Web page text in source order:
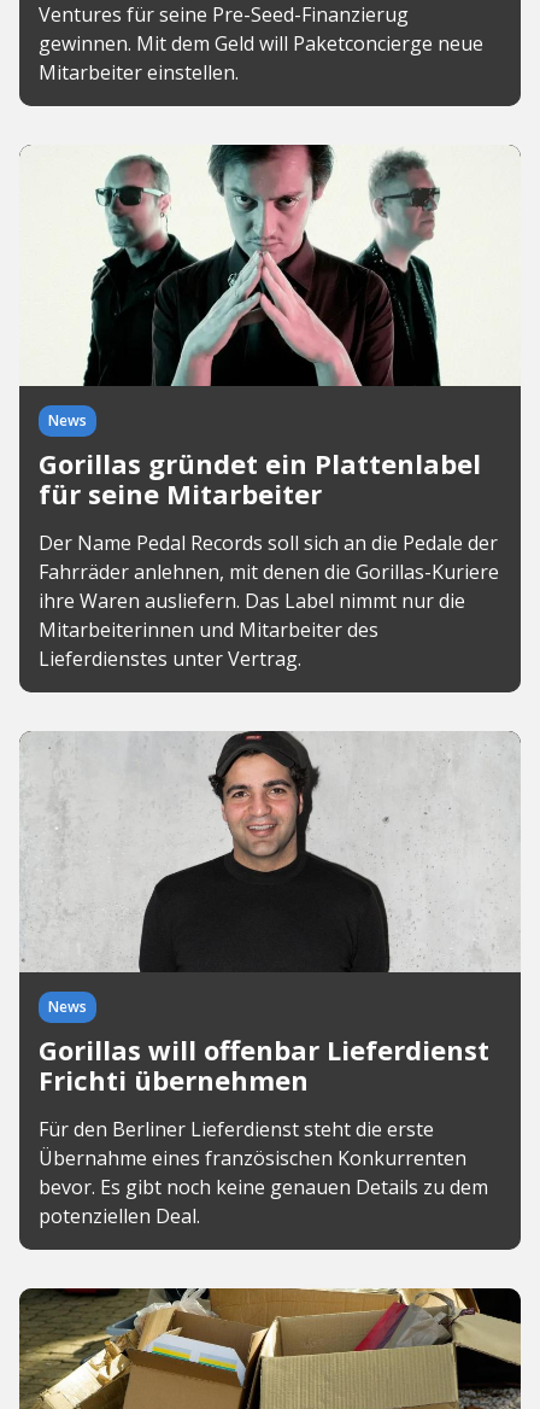
Ventures für seine Pre-Seed-Finanzierug
gewinnen. Mit dem Geld will Paketconcierge neue
Mitarbeiter einstellen.
News
Gorillas gründet ein Plattenlabel
für seine Mitarbeiter
Der Name Pedal Records soll sich an die Pedale der
Fahrräder anlehnen, mit denen die Gorillas-Kuriere
ihre Waren ausliefern. Das Label nimmt nur die
Mitarbeiterinnen und Mitarbeiter des
Lieferdienstes unter Vertrag.
News
Gorillas will offenbar Lieferdienst
Frichti übernehmen
Für den Berliner Lieferdienst steht die erste
Übernahme eines französischen Konkurrenten
bevor. Es gibt noch keine genauen Details zu dem
potenziellen Deal.